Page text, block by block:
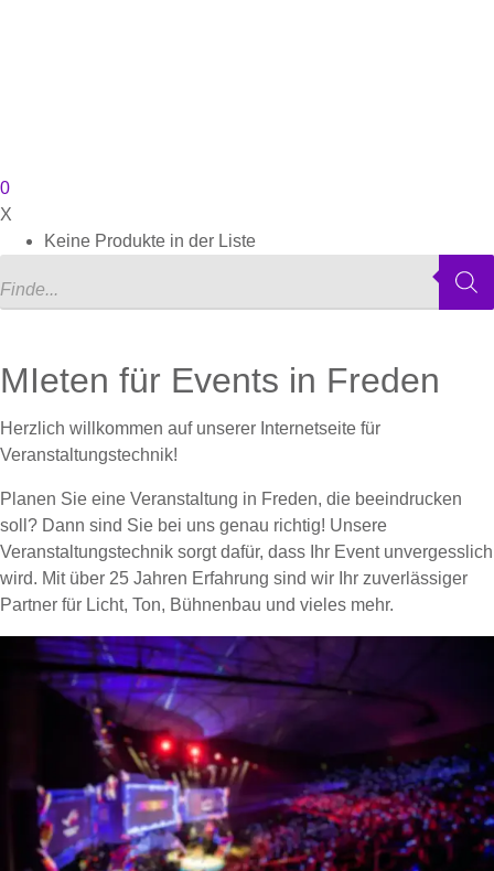
0
X
Keine Produkte in der Liste
MIeten für Events in Freden
Herzlich willkommen auf unserer Internetseite für
Veranstaltungstechnik!
Planen Sie eine Veranstaltung in Freden, die beeindrucken
soll? Dann sind Sie bei uns genau richtig! Unsere
Veranstaltungstechnik sorgt dafür, dass Ihr Event unvergesslich
wird. Mit über 25 Jahren Erfahrung sind wir Ihr zuverlässiger
Partner für Licht, Ton, Bühnenbau und vieles mehr.